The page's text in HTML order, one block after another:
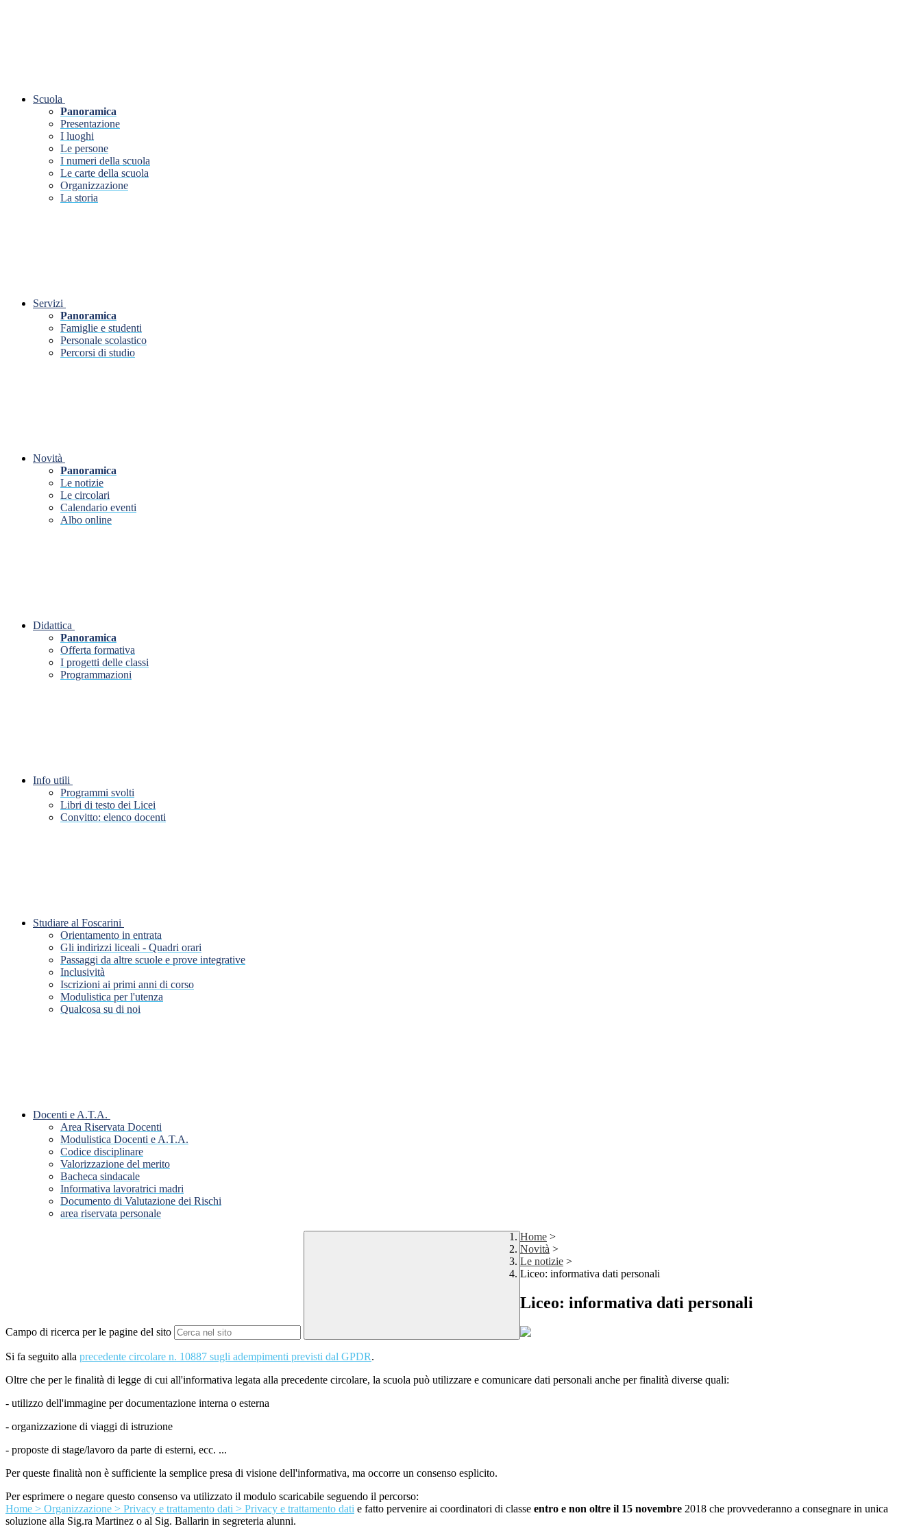
Scuola
Panoramica
Presentazione
I luoghi
Le persone
I numeri della scuola
Le carte della scuola
Organizzazione
La storia
Servizi
Panoramica
Famiglie e studenti
Personale scolastico
Percorsi di studio
Novità
Panoramica
Le notizie
Le circolari
Calendario eventi
Albo online
Didattica
Panoramica
Offerta formativa
I progetti delle classi
Programmazioni
Info utili
Programmi svolti
Libri di testo dei Licei
Convitto: elenco docenti
Studiare al Foscarini
Orientamento in entrata
Gli indirizzi liceali - Quadri orari
Passaggi da altre scuole e prove integrative
Inclusività
Iscrizioni ai primi anni di corso
Modulistica per l'utenza
Qualcosa su di noi
Docenti e A.T.A.
Area Riservata Docenti
Modulistica Docenti e A.T.A.
Codice disciplinare
Valorizzazione del merito
Bacheca sindacale
Informativa lavoratrici madri
Documento di Valutazione dei Rischi
area riservata personale
Campo di ricerca per le pagine del sito
Home >
Novità >
Le notizie >
Liceo: informativa dati personali
Liceo: informativa dati personali
Si fa seguito alla precedente circolare n. 10887 sugli adempimenti previsti dal GPDR.
Oltre che per le finalità di legge di cui all'informativa legata alla precedente circolare, la scuola può utilizzare e comunicare dati personali anche per finalità diverse quali:
- utilizzo dell'immagine per documentazione interna o esterna
- organizzazione di viaggi di istruzione
- proposte di stage/lavoro da parte di esterni, ecc. ...
Per queste finalità non è sufficiente la semplice presa di visione dell'informativa, ma occorre un consenso esplicito.
Per esprimere o negare questo consenso va utilizzato il modulo scaricabile seguendo il percorso:
Home > Organizzazione > Privacy e trattamento dati > Privacy e trattamento dati e fatto pervenire ai coordinatori di classe entro e non oltre il 15 novembre 2018 che provvederanno a consegnare in unica
soluzione alla Sig.ra Martinez o al Sig. Ballarin in segreteria alunni.